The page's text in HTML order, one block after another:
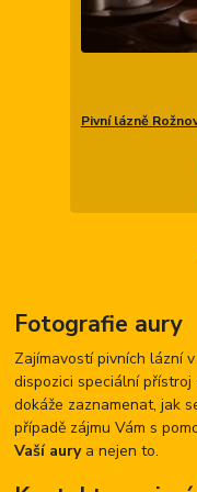
Pivní lázně
Fotografie aury
Zajímavostí pivních lázní
dispozici speciální
dokáže zaznamenat, jak
případě zájmu Vám s
Vaší aurya nejen to.